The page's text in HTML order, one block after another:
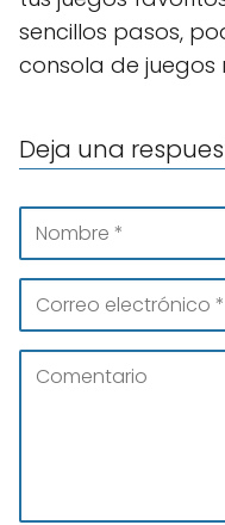
sencillos pasos,
consola de
Deja una